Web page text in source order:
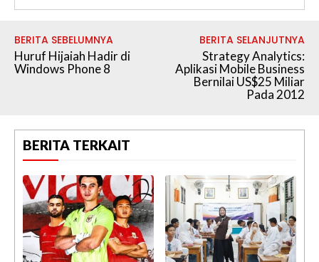
BERITA SEBELUMNYA
Huruf Hijaiah Hadir di
Windows Phone 8
BERITA SELANJUTNYA
Strategy Analytics:
Aplikasi Mobile Business
Bernilai US$25 Miliar
Pada 2012
BERITA TERKAIT